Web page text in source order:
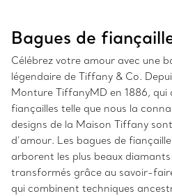
Bagues de
Célébrez votre amour avec une
légendaire de Tiffany & Co.
Monture TiffanyMD en 1886, qui
fiançailles telle que nous la
designs de la Maison Tiffany
d’amour. Les bagues de
arborent les plus beaux
transformés grâce au savoir-
qui combinent techniques